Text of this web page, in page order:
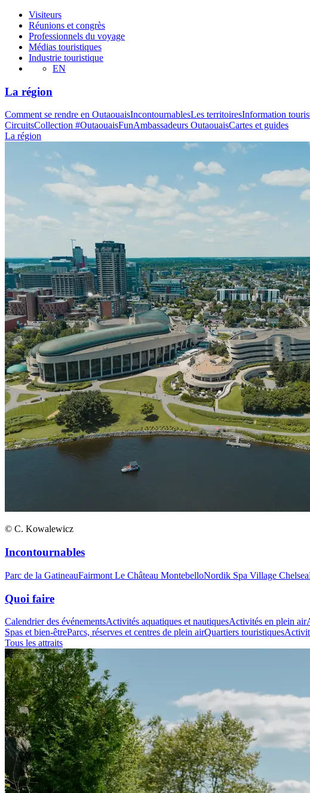
Visiteurs
Réunions et congrès
Professionnels du voyage
Médias touristiques
Industrie touristique
EN
La région
Comment se rendre en OutaouaisIncontournablesLes territoiresInformation
CircuitsCollection #OutaouaisFunAmbassadeurs OutaouaisCartes et guides
La région
© C. Kowalewicz
Incontournables
Parc de la GatineauFairmont Le Château MontebelloNordik Spa Village Chelsea
Quoi faire
Calendrier des événementsActivités aquatiques et nautiquesActivités en plein air
Spas et bien-êtreParcs, réserves et centres de plein airQuartiers touristiques
Tous les attraits